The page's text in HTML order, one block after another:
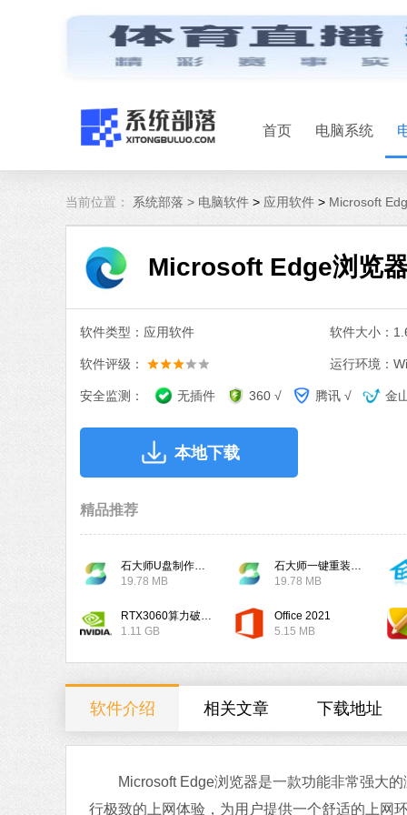
首页 电脑系统
当前位置： 系统部落 > 电脑软件 > 应用软件 > Microsoft
Microsoft Edge浏览
软件类型：应用软件 软件大小：
软件评级： 运行环境：
安全监测： 无插件 360 √ 腾讯 √ 金
本地下载
精品推荐
19.78 MB
19.78 MB
1.11 GB
Office 2021
5.15 MB
软件介绍 相关文章 下载地址
Microsoft Edge浏览器是一款功能非常强大的
行极致的上网体验，为用户提供一个舒适的上网